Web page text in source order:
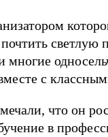
с
что он
в